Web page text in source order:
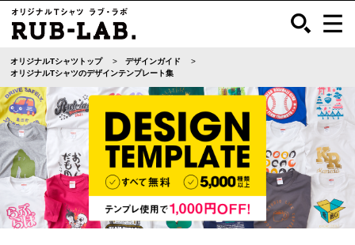
オリジナルTシャツトップ
デザインガイド
オリジナルTシャツのデザインテンプレート集